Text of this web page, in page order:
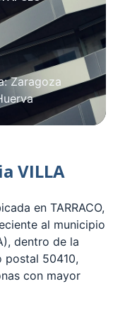
Zaragoza
VILLA
en TARRACO,
al municipio
dentro de la
postal 50410,
con mayor